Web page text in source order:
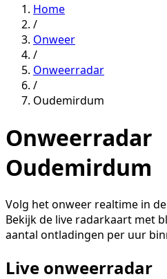
Home
/
Onweer
/
Onweerradar
/
Oudemirdum
Onweerradar
Oudemirdum
Volg het onweer realtime in
Bekijk de live radarkaart met
aantal ontladingen per uur
Live onweerradar